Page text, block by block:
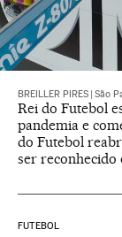
BREILLER PIRES São
Rei do Futebol
pandemia e
do Futebol
ser reconhecido
FUTEBOL